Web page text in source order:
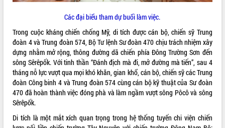
Các đại biểu tham dự buổi làm việc.
Trong cuộc kháng chiến chống Mỹ, di tích được cán bộ, chiến sỹ Trung
đoàn 4 và Trung đoàn 574, Bộ Tư lệnh Sư đoàn 470 chịu trách nhiệm xây
dựng nhằm mở rộng, thông đường dã chiến phía Đông Trường Sơn đến
sông Sêrêpốk. Với tinh thần “Đánh địch mà đi, mở đường mà tiến”, sau 4
tháng nỗ lực vượt qua mọi khó khăn, gian khổ, cán bộ, chiến sỹ các Trung
đoàn Công binh 4 và Trung đoàn 574 cùng cán bộ kỹ thuật của Sư đoàn
470 đã hoàn thành việc đóng phà và làm ngầm vượt sông Pôcô và sông
Sêrêpốk.
Di tích là một mắt xích quan trọng trong hệ thống tuyến chi viện chiến